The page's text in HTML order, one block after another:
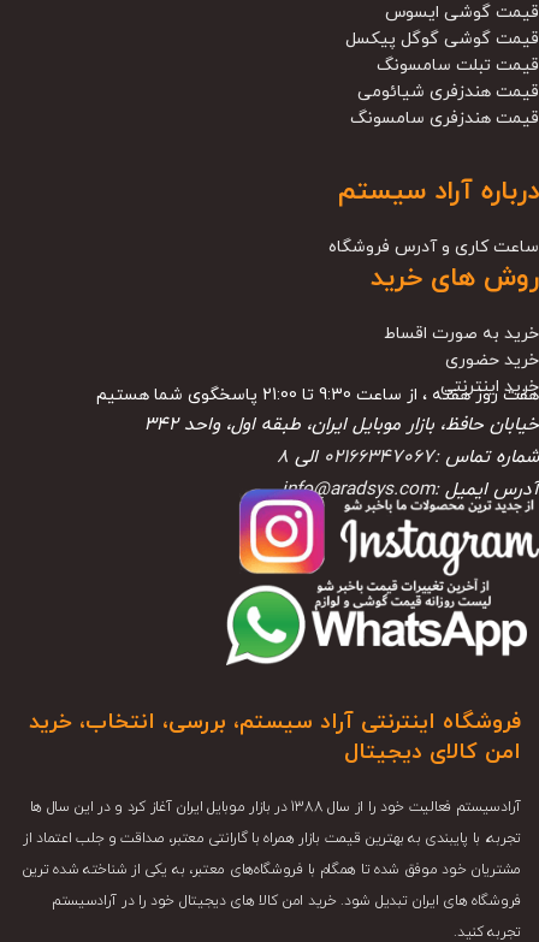
قیمت گوشی ایسوس
قیمت گوشی گوگل پیکسل
قیمت تبلت سامسونگ
قیمت هندزفری شیائومی
قیمت هندزفری سامسونگ
درباره آراد سیستم
ساعت کاری و آدرس فروشگاه
روش های خرید
خرید به صورت اقساط
خرید حضوری
خرید اینترنتی
هفت روز هفته ، از ساعت 9:30 تا 21:00 پاسخگوی شما هستیم
خیابان حافظ، بازار موبایل ایران، طبقه اول، واحد ۳۴۲
شماره تماس :02166347067 الی 8
آدرس ایمیل :info@aradsys.com
فروشگاه اینترنتی آراد سیستم، بررسی، انتخاب، خرید
امن کالای دیجیتال
آرادسیستم فعالیت خود را از سال 1388 در بازار موبایل ایران آغاز کرد و در این سال ها
تجربه، با پایبندی به بهترین قیمت بازار همراه با گارانتی معتبر، صداقت و جلب اعتماد از
مشتریان خود موفق شده تا همگام با فروشگاه‌های معتبر، به یکی از شناخته شده ترین
فروشگاه های ایران تبدیل شود. خرید امن کالا های دیجیتال خود را در آرادسیستم
تجربه کنید.